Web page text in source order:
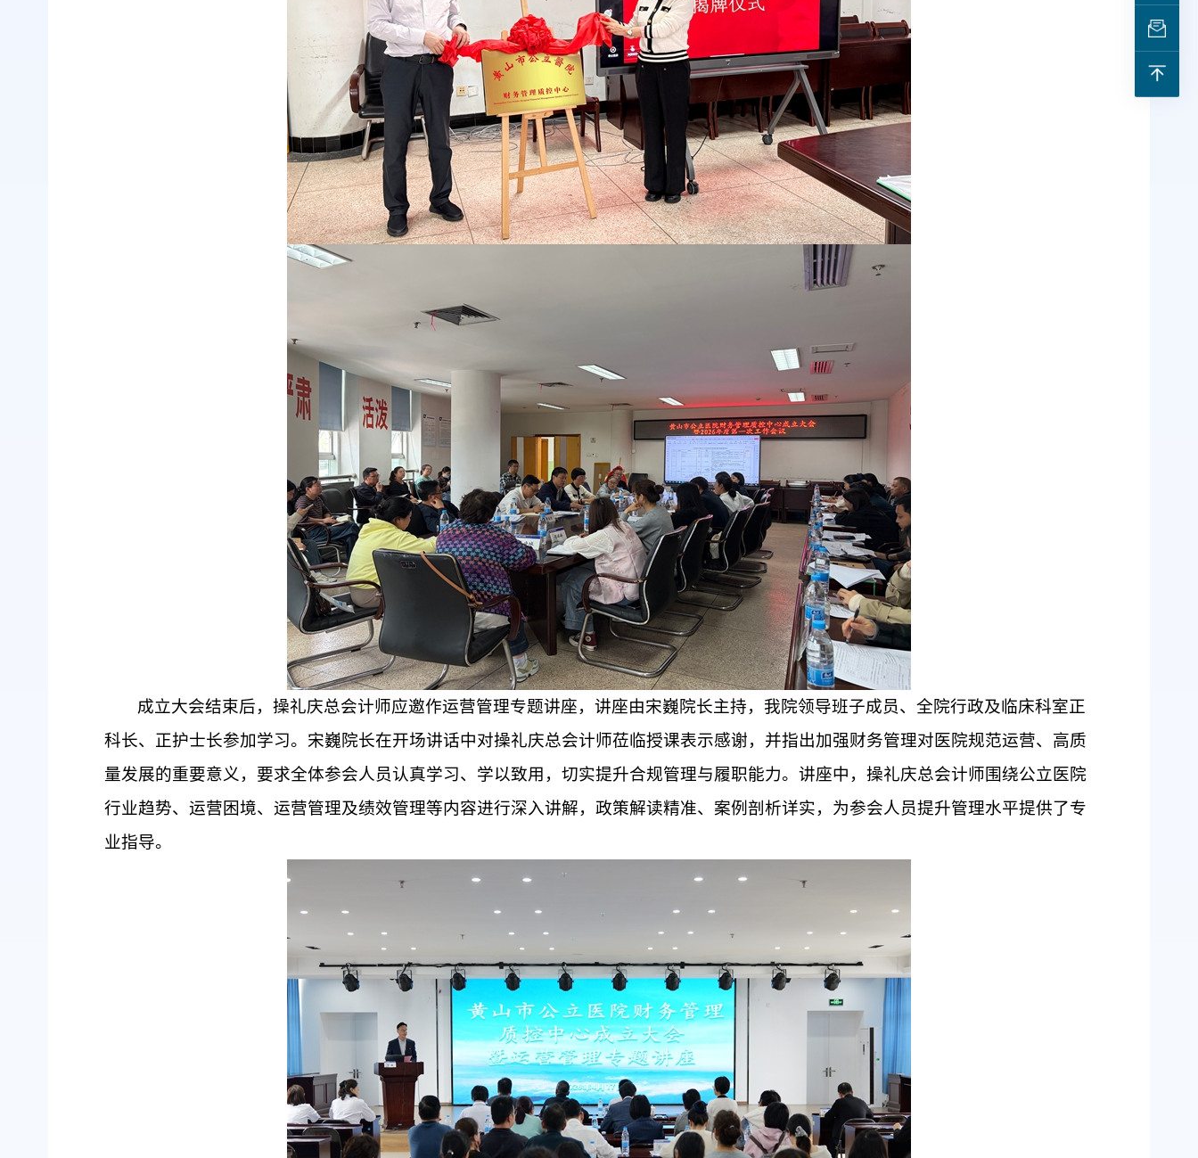
成立大会结束后，操礼庆总会计师应邀作运营管理专题讲座，讲座由宋巍院长主持， 我院领导班子成员、全院行政及临床科室正
科长、正护士长参加学习。宋巍院长在开场讲话中对操礼庆总会计师莅临授课表示感谢，并指出加强财务管理对医院规范运营、高质
量发展的重要意义，要求全体参会人员认真学习、学以致用，切实提升合规管理与履职能力。讲座中，操礼庆总会计师围绕公立医院
行业趋势、运营困境、运营管理及绩效管理等内容进行深入讲解，政策解读精准、案例 剖析详实，为参会人员提升管理水平提供了专
业指导。